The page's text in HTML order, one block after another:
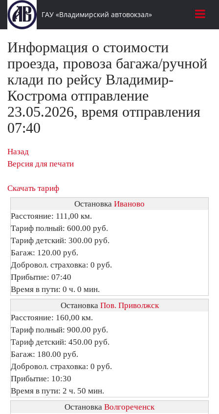
ГАУ «Владимирский автовокзал»
Информация о стоимости
проезда, провоза багажа/ручной
клади по рейсу Владимир-
Кострома отправление
23.05.2026, время отправления
07:40
Назад
Версия для печати
Скачать тариф
Остановка Иваново
Расстояние: 111,00 км.
Тариф полный: 600.00 руб.
Тариф детский: 300.00 руб.
Багаж: 120.00 руб.
Добровол. страховка: 0 руб.
Прибытие: 07:40
Время в пути: 0 ч. 0 мин.
Остановка Пов. Приволжск
Расстояние: 160,00 км.
Тариф полный: 900.00 руб.
Тариф детский: 450.00 руб.
Багаж: 180.00 руб.
Добровол. страховка: 0 руб.
Прибытие: 10:30
Время в пути: 2 ч. 50 мин.
Остановка Волгореченск